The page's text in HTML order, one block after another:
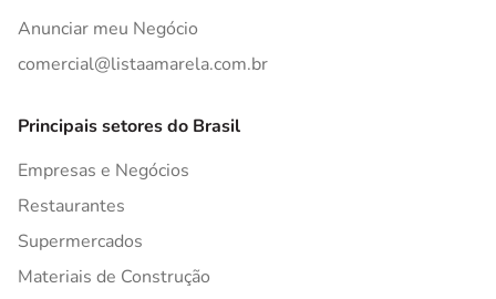
Anunciar meu Negócio
comercial@listaamarela.com.br
Principais setores do Brasil
Empresas e Negócios
Restaurantes
Supermercados
Materiais de Construção